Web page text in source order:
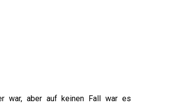
war, aber auf keinen Fall war es